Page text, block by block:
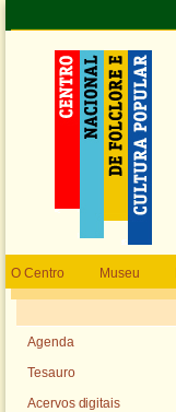
O Centro Museu
Agenda
Tesauro
Acervos digitais